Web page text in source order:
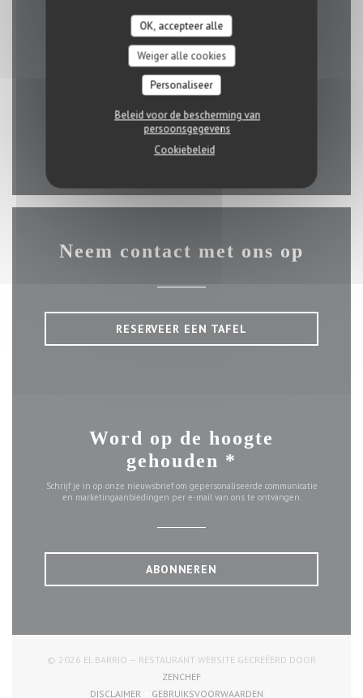
OK, accepteer alle
Weiger alle cookies
Personaliseer
Beleid voor de bescherming van
persoonsgegevens
Cookiebeleid
Plattegrond en Contact
2 rue Erasme 1468 Luxembourg
26 43 15 03
Facebook ((opent in een nieuw
Instagram ((opent in een
Neem contact met ons op
RESERVEER EEN TAFEL
Word op de hoogte
gehouden *
Schrijf je in op onze nieuwsbrief om gepersonaliseerde communicatie
en marketingaanbiedingen per e-mail van ons te ontvangen.
ABONNEREN
© 2026 EL BARRIO — RESTAURANT WEBSITE GECREËERD DOOR
ZENCHEF((OPENT IN EEN NIEUW VENSTER))
DISCLAIMER
GEBRUIKSVOORWAARDEN